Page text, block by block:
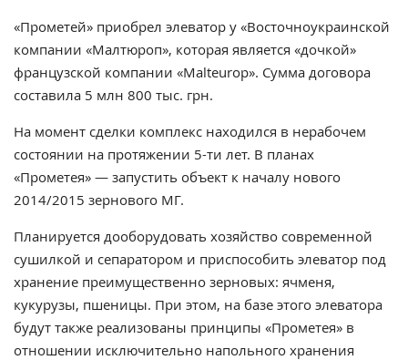
«Прометей» приобрел элеватор у «Восточноукраинской
компании «Малтюроп», которая является «дочкой»
французской компании «Malteurop». Сумма договора
составила 5 млн 800 тыс. грн.
На момент сделки комплекс находился в нерабочем
состоянии на протяжении 5-ти лет. В планах
«Прометея» — запустить объект к началу нового
2014/2015 зернового МГ.
Планируется дооборудовать хозяйство современной
сушилкой и сепаратором и приспособить элеватор под
хранение преимущественно зерновых: ячменя,
кукурузы, пшеницы. При этом, на базе этого элеватора
будут также реализованы принципы «Прометея» в
отношении исключительно напольного хранения